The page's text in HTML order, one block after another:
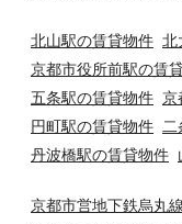
北山駅の賃貸物件 北
京都市役所前駅の賃
五条駅の賃貸物件 京
円町駅の賃貸物件
丹波橋駅の賃貸物件
京都市営地下鉄烏丸